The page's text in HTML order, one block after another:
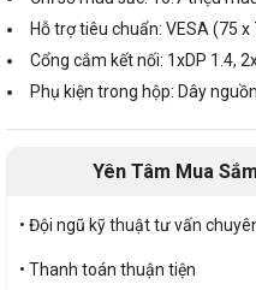
Hỗ trợ tiêu chuẩn: VESA (75
Cổng cắm kết nối: 1xDP 1.4,
Phụ kiện trong hộp: Dây
Yên Tâm Mua
• Đội ngũ kỹ thuật tư vấn
• Thanh toán thuận tiện